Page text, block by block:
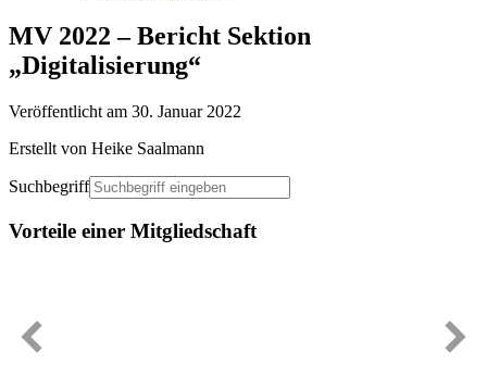
MV 2022 – Bericht Sektion
„Digitalisierung“
Veröffentlicht am 30. Januar 2022
Erstellt von Heike Saalmann
Suchbegriff
Vorteile einer Mitgliedschaft